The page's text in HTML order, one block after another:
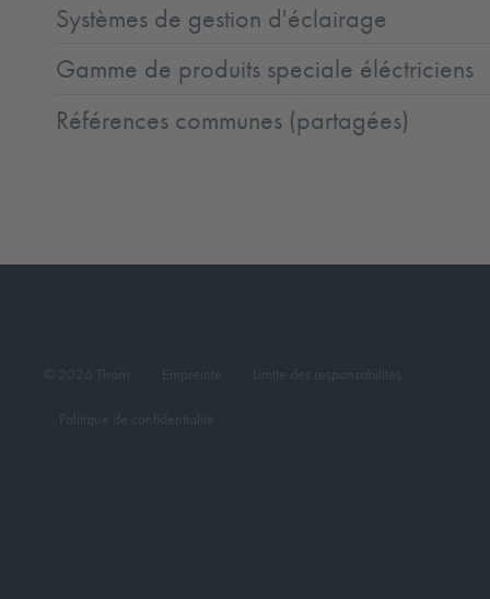
Systèmes de gestion d'éclairage
Gamme de produits speciale éléctriciens
Références communes (partagées)